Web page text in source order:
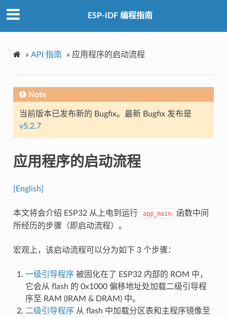
ESP-IDF 编程指南
» API 指南 » 应用程序的启动流程
Note
当前版本已发布新的 Bugfix。最新 Bugfix 发布是
v5.2.7
应用程序的启动流程
[English]
本文将会介绍 ESP32 从上电到运行 app_main
函数中间
所经历的步骤（即启动流程）。
宏观上，该启动流程可以分为如下 3 个步骤：
一级引导程序 被固化在了 ESP32 内部的 ROM 中，
它会从 flash 的 0x1000 偏移地址处加载二级引导程
序至 RAM (IRAM & DRAM) 中。
二级引导程序 从 flash 中加载分区表和主程序镜像至